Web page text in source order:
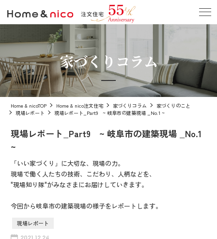
家づくりコラム
Home & nicoTOP Home & nico注文住宅 家づくりコラム
家づくりのこと
現場レポート
現場レポート_Part9 ~ 岐阜市の建築現場 _No.1 ~
現場レポート_Part9 ~ 岐阜市の建築現場 _No.1
~
「いい家づくり」に大切な、現場の力。
現場で働く人たちの技術、こだわり、人柄などを、
"現場知り隊"がみなさまにお届けしていきます。
今回から岐阜市の建築現場の様子をレポートします。
現場レポート